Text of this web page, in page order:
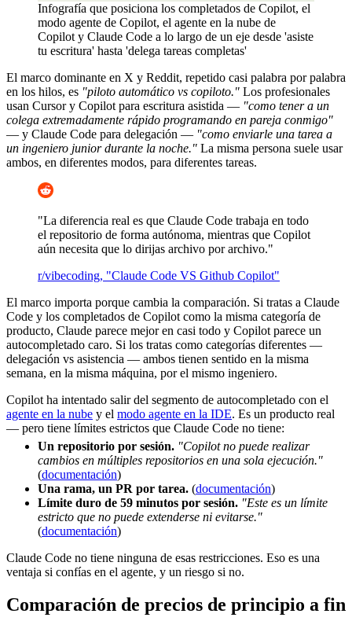
Infografía que posiciona los completados de Copilot, el
modo agente de Copilot, el agente en la nube de
Copilot y Claude Code a lo largo de un eje desde 'asiste
tu escritura' hasta 'delega tareas completas'
El marco dominante en X y Reddit, repetido casi palabra por palabra
en los hilos, es "piloto automático vs copiloto." Los profesionales
usan Cursor y Copilot para escritura asistida — "como tener a un
colega extremadamente rápido programando en pareja conmigo"
— y Claude Code para delegación — "como enviarle una tarea a
un ingeniero junior durante la noche." La misma persona suele usar
ambos, en diferentes modos, para diferentes tareas.
"La diferencia real es que Claude Code trabaja en todo
el repositorio de forma autónoma, mientras que Copilot
aún necesita que lo dirijas archivo por archivo."
r/vibecoding, "Claude Code VS Github Copilot"
El marco importa porque cambia la comparación. Si tratas a Claude
Code y los completados de Copilot como la misma categoría de
producto, Claude parece mejor en casi todo y Copilot parece un
autocompletado caro. Si los tratas como categorías diferentes —
delegación vs asistencia — ambos tienen sentido en la misma
semana, en la misma máquina, por el mismo ingeniero.
Copilot ha intentado salir del segmento de autocompletado con el
agente en la nube y el modo agente en la IDE. Es un producto real
— pero tiene límites estrictos que Claude Code no tiene:
Un repositorio por sesión. "Copilot no puede realizar
cambios en múltiples repositorios en una sola ejecución."
(documentación)
Una rama, un PR por tarea. (documentación)
Límite duro de 59 minutos por sesión. "Este es un límite
estricto que no puede extenderse ni evitarse."
(documentación)
Claude Code no tiene ninguna de esas restricciones. Eso es una
ventaja si confías en el agente, y un riesgo si no.
Comparación de precios de principio a fin